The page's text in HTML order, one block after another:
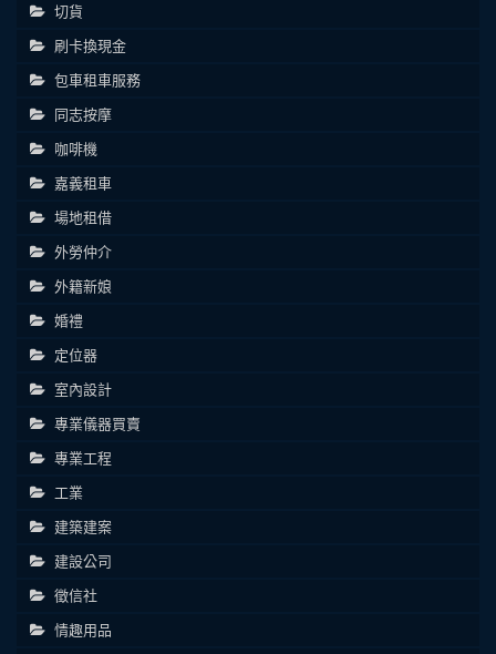
切貨
刷卡換現金
包車租車服務
同志按摩
咖啡機
嘉義租車
場地租借
外勞仲介
外籍新娘
婚禮
定位器
室內設計
專業儀器買賣
專業工程
工業
建築建案
建設公司
徵信社
情趣用品